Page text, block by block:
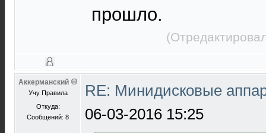
прошло.
Аккерманский
Учу Правила
Откуда:
Сообщений: 8
RE: Минидисковые
06-03-2016 15:25